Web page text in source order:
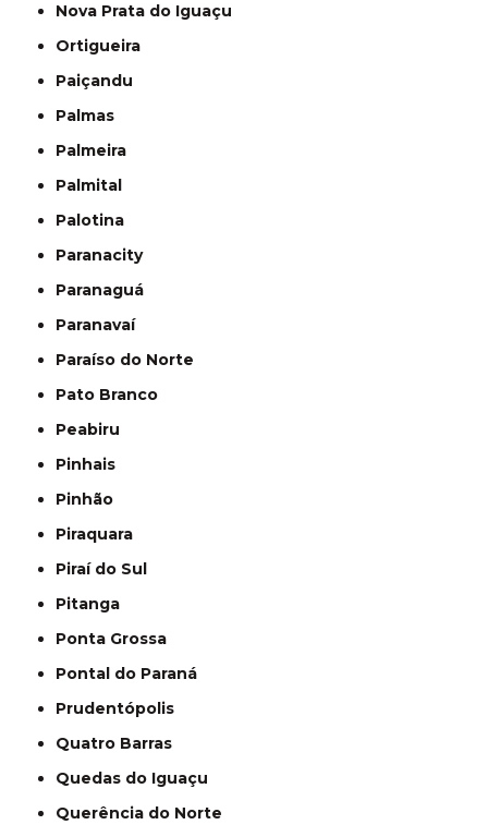
Nova Prata do Iguaçu
Ortigueira
Paiçandu
Palmas
Palmeira
Palmital
Palotina
Paranacity
Paranaguá
Paranavaí
Paraíso do Norte
Pato Branco
Peabiru
Pinhais
Pinhão
Piraquara
Piraí do Sul
Pitanga
Ponta Grossa
Pontal do Paraná
Prudentópolis
Quatro Barras
Quedas do Iguaçu
Querência do Norte